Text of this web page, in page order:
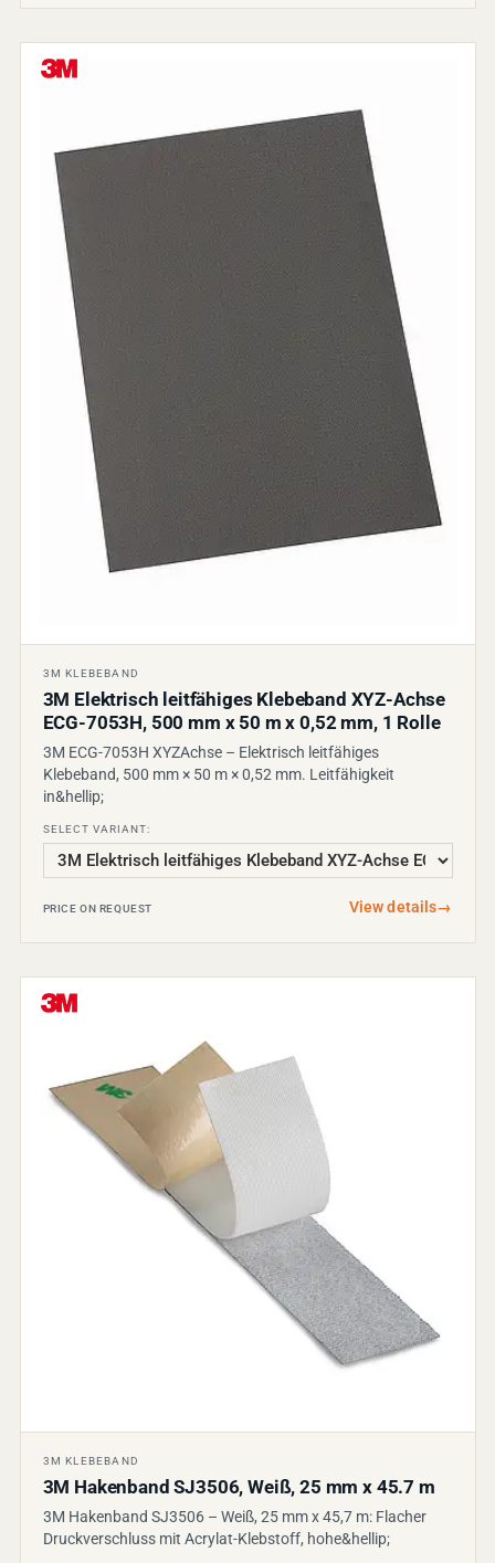
3M KLEBEBAND
3M Elektrisch leitfähiges Klebeband XYZ-Achse
ECG-7053H, 500 mm x 50 m x 0,52 mm, 1 Rolle
3M ECG-7053H XYZAchse – Elektrisch leitfähiges
Klebeband, 500 mm × 50 m × 0,52 mm. Leitfähigkeit
in&hellip;
SELECT VARIANT:
PRICE ON REQUEST View details→
3M KLEBEBAND
3M Hakenband SJ3506, Weiß, 25 mm x 45.7 m
3M Hakenband SJ3506 – Weiß, 25 mm x 45,7 m: Flacher
Druckverschluss mit Acrylat-Klebstoff, hohe&hellip;